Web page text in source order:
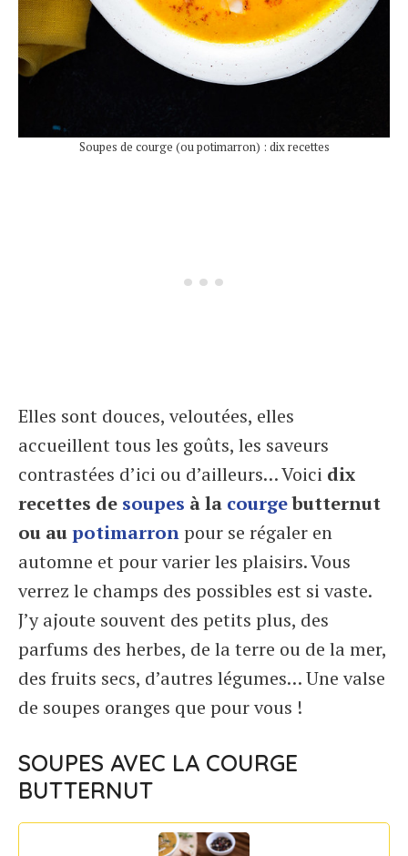
Soupes de courge (ou potimarron) : dix recettes
Elles sont douces, veloutées, elles
accueillent tous les goûts, les saveurs
contrastées d’ici ou d’ailleurs… Voici dix
recettes de soupes à la courgebutternut
ou aupotimarronpour se régaler en
automne et pour varier les plaisirs. Vous
verrez le champs des possibles est si vaste.
J’y ajoute souvent des petits plus, des
parfums des herbes, de la terre ou de la mer,
des fruits secs, d’autres légumes… Une valse
de soupes oranges que pour vous !
SOUPES AVEC LA COURGE
BUTTERNUT